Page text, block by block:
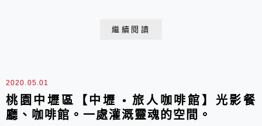
定商品、油煙味設備等等， 店家位置鄰近廣豐新天地，
繼續閱讀
2020.05.01
桃園中壢區【中壢 • 旅人咖啡館】光影餐
廳、咖啡館。一處灌溉靈魂的空間。